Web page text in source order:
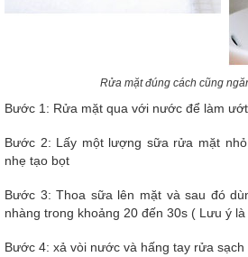
Rửa mặt đúng cách cũng
Bước 1: Rửa mặt qua với nước để làm ướt
Bước 2: Lấy một lượng sữa rửa mặt
nhẹ tạo bọt
Bước 3: Thoa sữa lên mặt và sau đó
nhàng trong khoảng 20 đến 30s ( Lưu ý
Bước 4: xả vòi nước và hấng tay rửa sạch